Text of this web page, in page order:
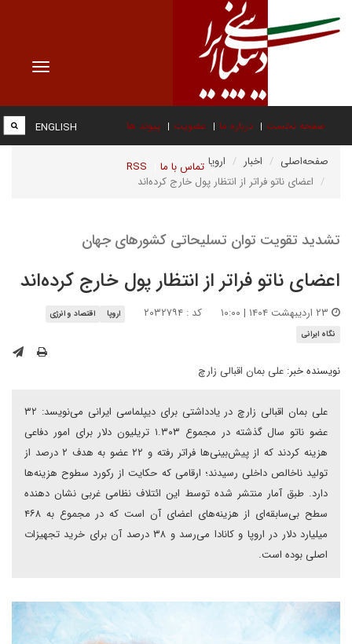
Toggle
صفحه نخست درباره ما عضویت پیوند ها
تماس با ما RSS
ENGLISH
صفحه‌اصلی اخبار
اروپا
اعضای ناتو فراتر از انتظار پول خارج کرده‌اند
تشدید تقویت توان تسلیحاتی کشورهای جهان
اعضای ناتو فراتر از انتظار پول خارج کرده‌اند
کد : ۲۰۳۲۷۹۴ اروپا
اقتصاد و انرژی
نگاه ایرانی
نویسنده خبر: علی بمان اقبالی زارچ
علی بمان اقبالی زارچ در یادداشتی برای دیپلماسی ایرانی می‌نویسد: ۳۲
عضو ناتو سال گذشته در مجموع ۱.۳۰۳ تریلیون دلار برای امور دفاعی
هزینه کردند که از پیش‌بینی‌ها فراتر رفته و ۲۲ عضو به هدف ۲ درصد از
تولید ناخالص داخلی رسیدند؛ ارقامی که حکایت از رکورد سطوح هزینه‌ها
دارد. طبق آمار منتشر شده توسط این ائتلاف نظامی غربی نشان دهنده
سطح بی‌سابقه‌ای از هزینه‌های اعضای آن است که در مجموع به ۴۶۸
میلیارد دلار در اروپا و کانادا می‌رسد و ۳۸ درصد آن برای خرید تجهیزات
اصلی بوده است.